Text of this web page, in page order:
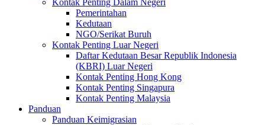
Kontak Penting Dalam Negeri
Pemerintahan
Kedutaan
NGO/Serikat Buruh
Kontak Penting Luar Negeri
Daftar Kedutaan Besar Republik Indonesia
(KBRI) Luar Negeri
Kontak Penting Hong Kong
Kontak Penting Singapura
Kontak Penting Malaysia
Panduan
Panduan Keimigrasian